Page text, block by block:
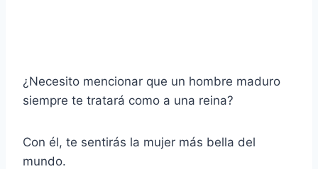
¿Necesito mencionar que un hombre maduro
siempre te tratará como a una reina?
Con él, te sentirás la mujer más bella del
mundo.